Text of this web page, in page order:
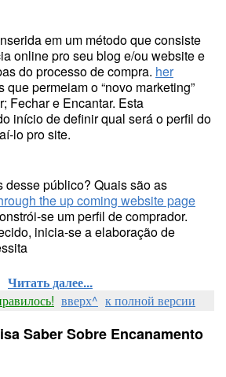
em um método que consiste
online pro seu blog e/ou website e
do processo de compra. her
que permeiam o “novo marketing”
Fechar e Encantar. Esta
início de definir qual será o perfil do
lo pro site.
desse público? Quais são as
the up coming website page
se um perfil de comprador.
inicia-se a elaboração de
Читать далее...
вверх^ к полной версии
Saber Sobre Encanamento